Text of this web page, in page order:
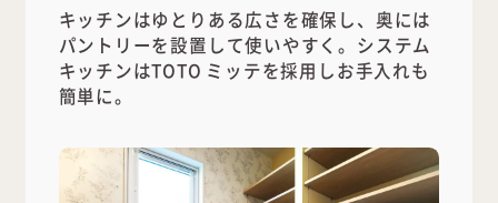
キッチンはゆとりある広さを確保し、奥には
パントリーを設置して使いやすく。システム
キッチンはTOTO ミッテを採用しお手入れも
簡単に。